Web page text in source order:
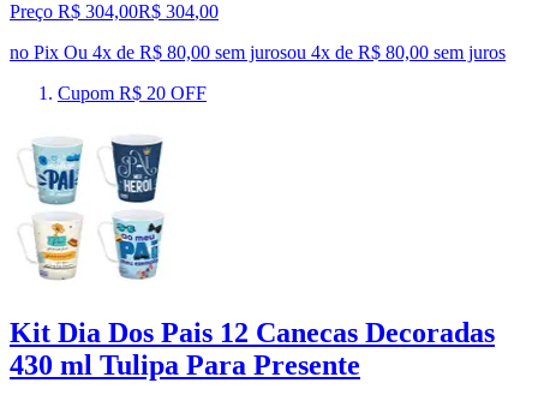
Preço R$ 304,00R$ 304,00
no Pix Ou 4x de R$ 80,00 sem jurosou 4x de R$ 80,00 sem juros
Cupom R$ 20 OFF
Kit Dia Dos Pais 12 Canecas Decoradas
430 ml Tulipa Para Presente